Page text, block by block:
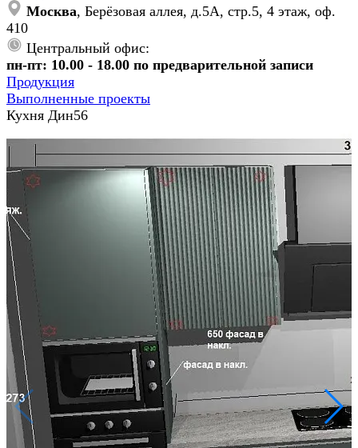
Москва, Берёзовая аллея, д.5А, стр.5, 4 этаж, оф.
410
Центральный офис:
пн-пт: 10.00 - 18.00 по предварительной записи
Продукция
Выполненные проекты
Кухня Дин56